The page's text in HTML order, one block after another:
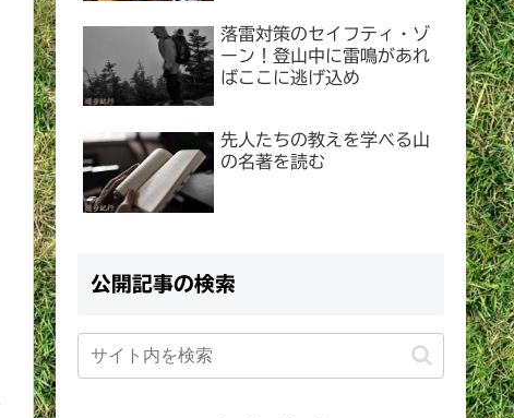
落雷対策のセイフティ・ゾ
ーン！登山中に雷鳴があれ
ばここに逃げ込め
先人たちの教えを学べる山
の名著を読む
公開記事の検索